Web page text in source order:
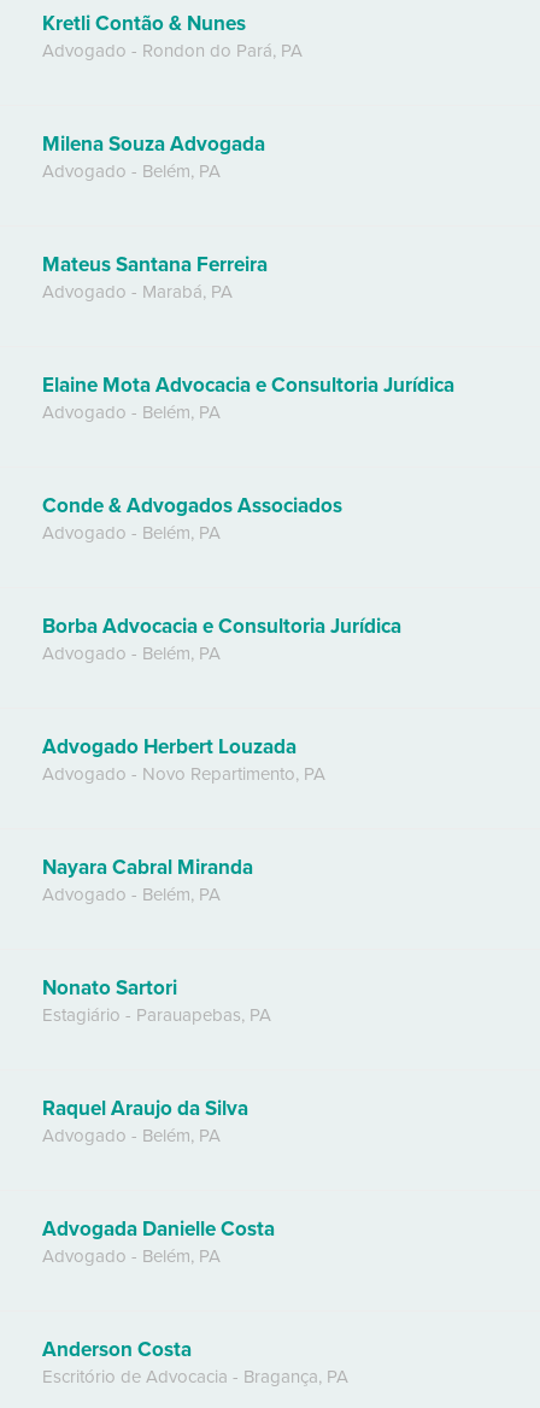
Kretli Contão & Nunes
Advogado - Rondon do Pará, PA
Milena Souza Advogada
Advogado - Belém, PA
Mateus Santana Ferreira
Advogado - Marabá, PA
Elaine Mota Advocacia e Consultoria Jurídica
Advogado - Belém, PA
Conde & Advogados Associados
Advogado - Belém, PA
Borba Advocacia e Consultoria Jurídica
Advogado - Belém, PA
Advogado Herbert Louzada
Advogado - Novo Repartimento, PA
Nayara Cabral Miranda
Advogado - Belém, PA
Nonato Sartori
Estagiário - Parauapebas, PA
Raquel Araujo da Silva
Advogado - Belém, PA
Advogada Danielle Costa
Advogado - Belém, PA
Anderson Costa
Escritório de Advocacia - Bragança, PA